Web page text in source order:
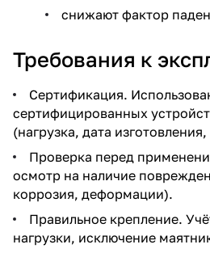
снижают фактор
Требования к
Сертификация.
сертифицированных
(нагрузка, дата
Проверка перед
осмотр на наличие
коррозия, деформации).
Правильное крепление.
нагрузки, исключение